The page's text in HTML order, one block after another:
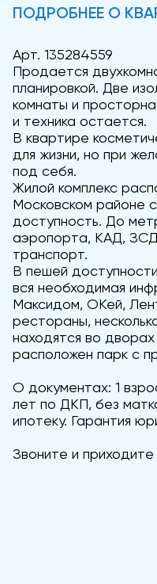
ПОДРОБНЕЕ О
Арт. 135284559
Продается
планировкой. Две
комнаты и
и техника остается.
В квартире
для жизни, но при
под себя.
Жилой комплекс
Московском районе
доступность. До
аэропорта, КАД,
транспорт.
В пешей
вся необходимая
Максидом, ОКей,
рестораны,
находятся во
расположен парк с
О документах: 1
лет по ДКП, без
ипотеку. Гарантия
Звоните и